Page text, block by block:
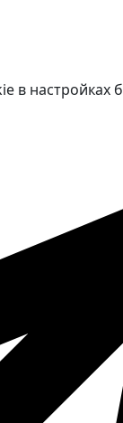
в настройках